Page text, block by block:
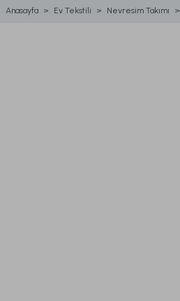
Anasayfa Ev Tekstili Nevresim Takımı